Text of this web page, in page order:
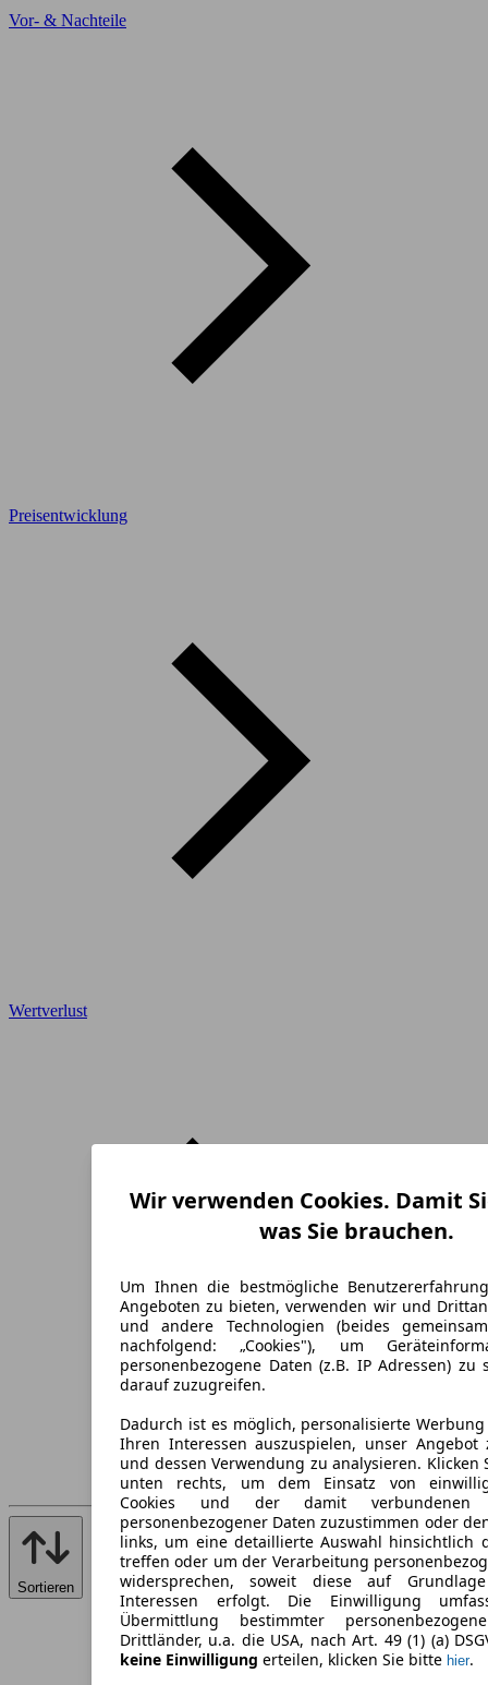
Wir verwenden Cookies. Damit
was Sie brauchen.
Um Ihnen die bestmögliche
Angeboten zu bieten, verwenden wir und
und andere Technologien (beides
nachfolgend: „Cookies"), um
personenbezogene Daten (z.B. IP Adressen) zu
darauf zuzugreifen.
Dadurch ist es möglich, personalisierte
Ihren Interessen auszuspielen, unser Angebot
und dessen Verwendung zu analysieren. Klicken
unten rechts, um dem Einsatz von
Cookies und der damit verbundenen
personenbezogener Daten zuzustimmen oder
links, um eine detaillierte Auswahl hinsichtlich
treffen oder um der Verarbeitung
widersprechen, soweit diese auf
Interessen erfolgt. Die Einwilligung
Übermittlung bestimmter
Drittländer, u.a. die USA, nach Art. 49 (1) (a)
keine Einwilligung erteilen, klicken Sie bitte hier.
Vor- & Nachteile
Preisentwicklung
Wertverlust
Sortieren